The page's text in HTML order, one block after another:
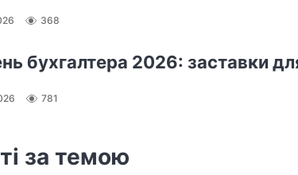
368
бухгалтера 2026: заставки
781
за темою